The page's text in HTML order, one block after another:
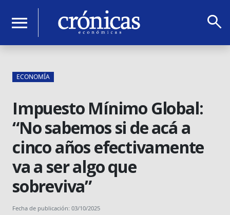
menu search
ECONOMÍA
Impuesto Mínimo Global:
“No sabemos si de acá a
cinco años efectivamente
va a ser algo que
sobreviva”
Fecha de publicación: 03/10/2025